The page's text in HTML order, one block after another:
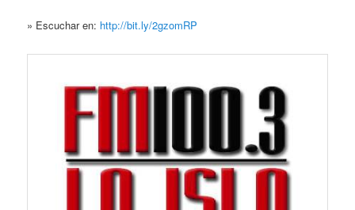
» Escuchar en: http://bit.ly/2gzomRP